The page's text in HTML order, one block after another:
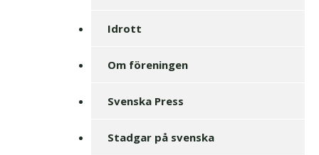
Idrott
Om föreningen
Svenska Press
Stadgar på svenska